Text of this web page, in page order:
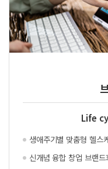
Life
생애주기별 맞춤형 헬스
신개념 융합 창업 브랜드